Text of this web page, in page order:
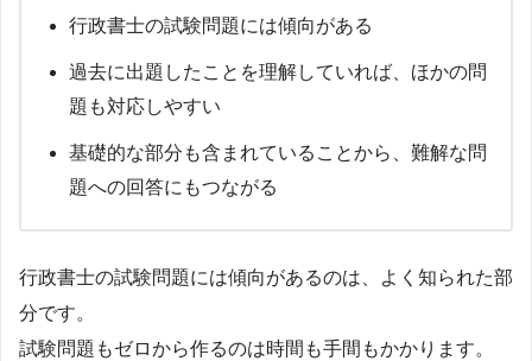
行政書士の試験問題には傾向がある
過去に出題したことを理解していれば、ほかの問
題も対応しやすい
基礎的な部分も含まれていることから、難解な問
題への回答にもつながる
行政書士の試験問題には傾向があるのは、よく知られた部
分です。
試験問題もゼロから作るのは時間も手間もかかります。